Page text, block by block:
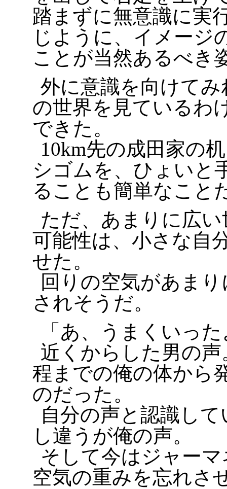
踏まずに無意識に実
じように、イメージ
ことが当然あるべき
外に意識を向けて
の世界を見ているわ
できた。
10km先の成田家の
シゴムを、ひょいと
ることも簡単なこと
ただ、あまりに広
可能性は、小さな自
せた。
回りの空気があま
されそうだ。
「あ、うまくいっ
近くからした男の
程までの俺の体から
のだった。
自分の声と認識し
し違うが俺の声。
そして今はジャー
空気の重みを忘れさ